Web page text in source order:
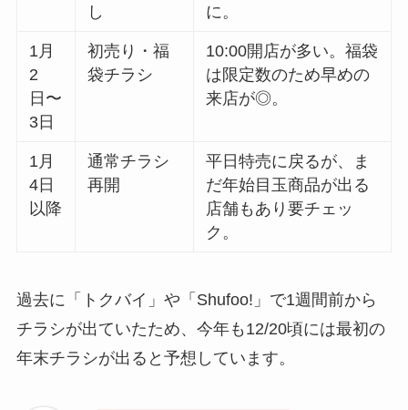
し
に。
1月
2
日〜
3日
初売り・福
袋チラシ
10:00開店が多い。福袋
は限定数のため早めの
来店が◎。
1月
4日
以降
通常チラシ
再開
平日特売に戻るが、ま
だ年始目玉商品が出る
店舗もあり要チェッ
ク。
過去に「トクバイ」や「Shufoo!」で1週間前から
チラシが出ていたため、今年も12/20頃には最初の
年末チラシが出ると予想しています。